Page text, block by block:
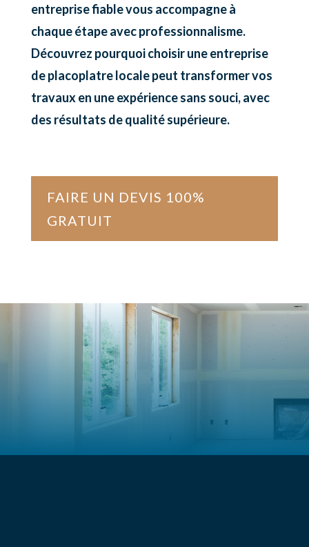
entreprise fiable vous accompagne à
chaque étape avec professionnalisme.
Découvrez pourquoi choisir une entreprise
de placoplatre locale peut transformer vos
travaux en une expérience sans souci, avec
des résultats de qualité supérieure.
FAIRE UN DEVIS 100%
GRATUIT